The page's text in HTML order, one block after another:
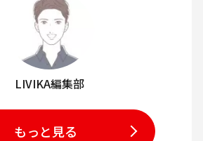
LIVIKA編集部
もっと見る